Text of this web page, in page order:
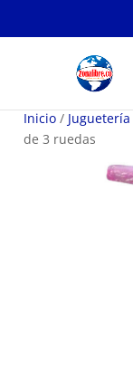
Inicio / Juguetería
de 3 ruedas